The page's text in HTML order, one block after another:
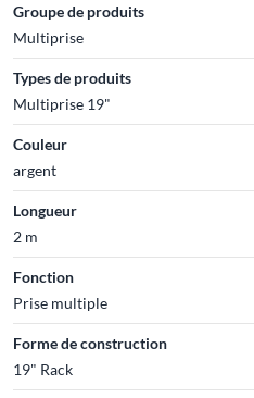
Groupe de produits
Multiprise
Types de produits
Multiprise 19"
Couleur
argent
Longueur
2 m
Fonction
Prise multiple
Forme de construction
19" Rack